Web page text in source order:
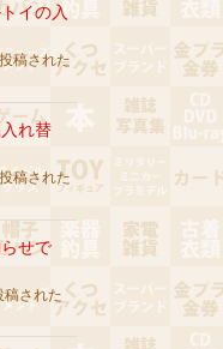
イの入
稿された
れ替
稿された
せで
稿された